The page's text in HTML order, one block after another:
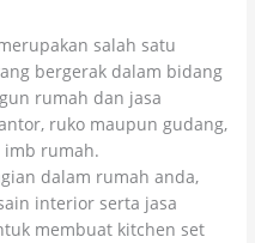
salah satu
bergerak dalam bidang
rumah dan jasa
ruko maupun gudang,
imb rumah.
dalam rumah anda,
interior serta jasa
membuat kitchen set